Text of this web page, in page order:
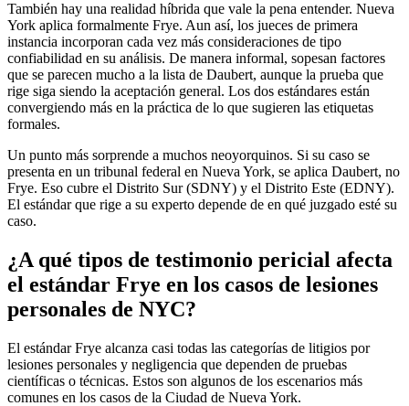
También hay una realidad híbrida que vale la pena entender. Nueva
York aplica formalmente Frye. Aun así, los jueces de primera
instancia incorporan cada vez más consideraciones de tipo
confiabilidad en su análisis. De manera informal, sopesan factores
que se parecen mucho a la lista de Daubert, aunque la prueba que
rige siga siendo la aceptación general. Los dos estándares están
convergiendo más en la práctica de lo que sugieren las etiquetas
formales.
Un punto más sorprende a muchos neoyorquinos. Si su caso se
presenta en un tribunal federal en Nueva York, se aplica Daubert, no
Frye. Eso cubre el Distrito Sur (SDNY) y el Distrito Este (EDNY).
El estándar que rige a su experto depende de en qué juzgado esté su
caso.
¿A qué tipos de testimonio pericial afecta
el estándar Frye en los casos de lesiones
personales de NYC?
El estándar Frye alcanza casi todas las categorías de litigios por
lesiones personales y negligencia que dependen de pruebas
científicas o técnicas. Estos son algunos de los escenarios más
comunes en los casos de la Ciudad de Nueva York.